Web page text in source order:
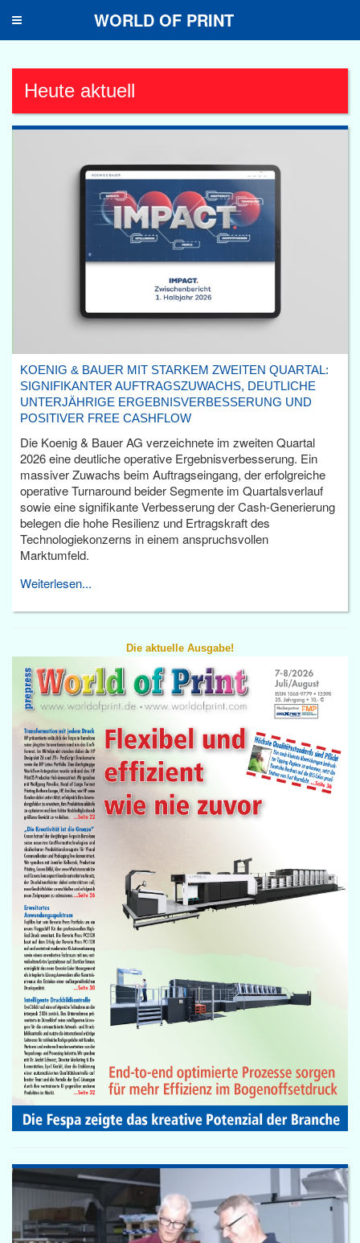
Toggle
WORLD OF PRINT
Heute aktuell
KOENIG & BAUER MIT STARKEM ZWEITEN QUARTAL:
SIGNIFIKANTER AUFTRAGSZUWACHS, DEUTLICHE
UNTERJÄHRIGE ERGEBNISVERBESSERUNG UND
POSITIVER FREE CASHFLOW
Die Koenig & Bauer AG verzeichnete im zweiten Quartal
2026 eine deutliche operative Ergebnisverbesserung. Ein
massiver Zuwachs beim Auftragseingang, der erfolgreiche
operative Turnaround beider Segmente im Quartalsverlauf
sowie eine signifikante Verbesserung der Cash-Generierung
belegen die hohe Resilienz und Ertragskraft des
Technologiekonzerns in einem anspruchsvollen
Marktumfeld.
Weiterlesen...
Die aktuelle Ausgabe!